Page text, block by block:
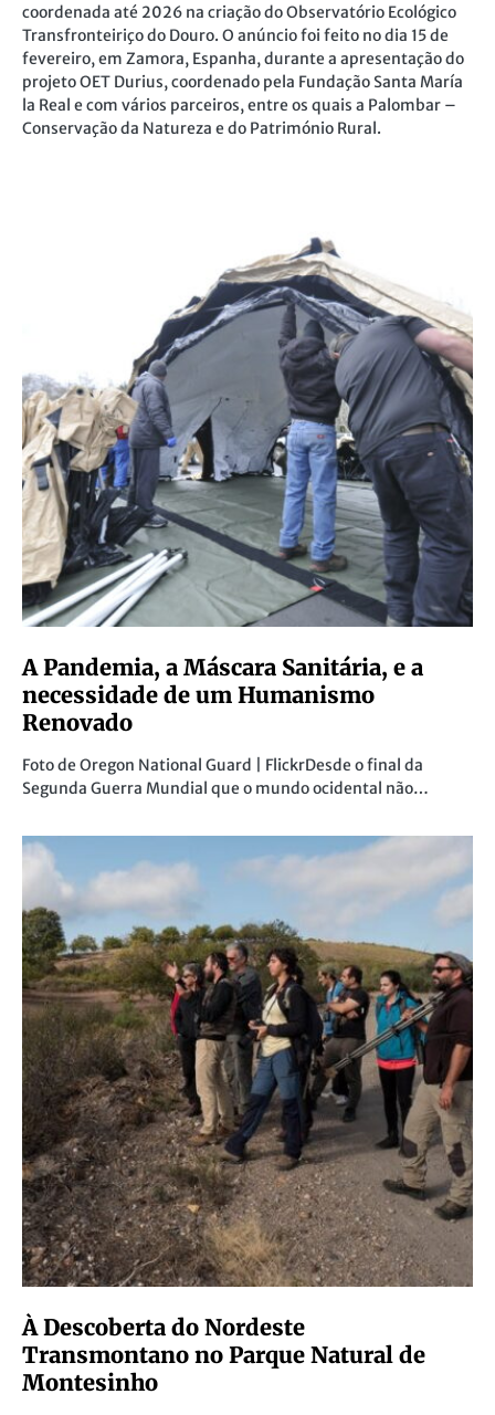
coordenada até 2026 na criação do Observatório Ecológico
Transfronteiriço do Douro. O anúncio foi feito no dia 15 de
fevereiro, em Zamora, Espanha, durante a apresentação do
projeto OET Durius, coordenado pela Fundação Santa María
la Real e com vários parceiros, entre os quais a Palombar –
Conservação da Natureza e do Património Rural.
A Pandemia, a Máscara Sanitária, e a
necessidade de um Humanismo
Renovado
Foto de Oregon National Guard | FlickrDesde o final da
Segunda Guerra Mundial que o mundo ocidental não…
À Descoberta do Nordeste
Transmontano no Parque Natural de
Montesinho